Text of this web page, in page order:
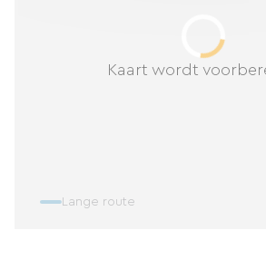
Kaart wordt
Lange route